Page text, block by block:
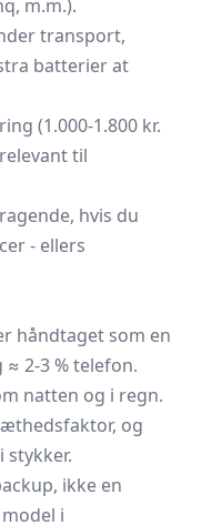
m.m.).
transport,
batterier at
(1.000-1.800 kr.
til
hvis du
- ellers
håndtaget som en
2-3 % telefon.
natten og i regn.
og
ikke en
i